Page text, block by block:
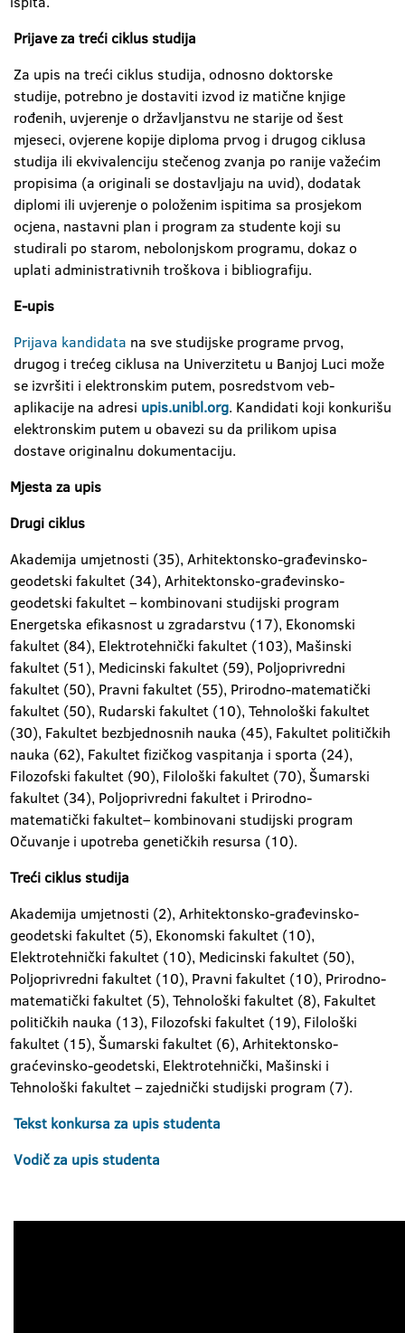
Prijave za treći ciklus studija
Za upis na treći ciklus studija, odnosno doktorske
studije, potrebno je dostaviti izvod iz matične knjige
rođenih, uvjerenje o državljanstvu ne starije od šest
mjeseci, ovjerene kopije diploma prvog i drugog ciklusa
studija ili ekvivalenciju stečenog zvanja po ranije važećim
propisima (a originali se dostavljaju na uvid), dodatak
diplomi ili uvjerenje o položenim ispitima sa prosjekom
ocjena, nastavni plan i program za studente koji su
studirali po starom, nebolonjskom programu, dokaz o
uplati administrativnih troškova i bibliografiju.
E-upis
Prijava kandidata na sve studijske programe prvog,
drugog i trećeg ciklusa na Univerzitetu u Banjoj Luci može
se izvršiti i elektronskim putem, posredstvom veb-
aplikacije na adresi upis.unibl.org. Kandidati koji konkurišu
elektronskim putem u obavezi su da prilikom upisa
dostave originalnu dokumentaciju.
Mjesta za upis
Drugi ciklus
Akademija umjetnosti (35), Arhitektonsko-građevinsko-
geodetski fakultet (34), Arhitektonsko-građevinsko-
geodetski fakultet – kombinovani studijski program
Energetska efikasnost u zgradarstvu (17), Ekonomski
fakultet (84), Elektrotehnički fakultet (103), Mašinski
fakultet (51), Medicinski fakultet (59), Poljoprivredni
fakultet (50), Pravni fakultet (55), Prirodno-matematički
fakultet (50), Rudarski fakultet (10), Tehnološki fakultet
(30), Fakultet bezbjednosnih nauka (45), Fakultet političkih
nauka (62), Fakultet fizičkog vaspitanja i sporta (24),
Filozofski fakultet (90), Filološki fakultet (70), Šumarski
fakultet (34), Poljoprivredni fakultet i Prirodno-
matematički fakultet– kombinovani studijski program
Očuvanje i upotreba genetičkih resursa (10).
Treći ciklus studija
Akademija umjetnosti (2), Arhitektonsko-građevinsko-
geodetski fakultet (5), Ekonomski fakultet (10),
Elektrotehnički fakultet (10), Medicinski fakultet (50),
Poljoprivredni fakultet (10), Pravni fakultet (10), Prirodno-
matematički fakultet (5), Tehnološki fakultet (8), Fakultet
političkih nauka (13), Filozofski fakultet (19), Filološki
fakultet (15), Šumarski fakultet (6), Arhitektonsko-
graćevinsko-geodetski, Elektrotehnički, Mašinski i
Tehnološki fakultet – zajednički studijski program (7).
Tekst konkursa za upis studenta
Vodič za upis studenta